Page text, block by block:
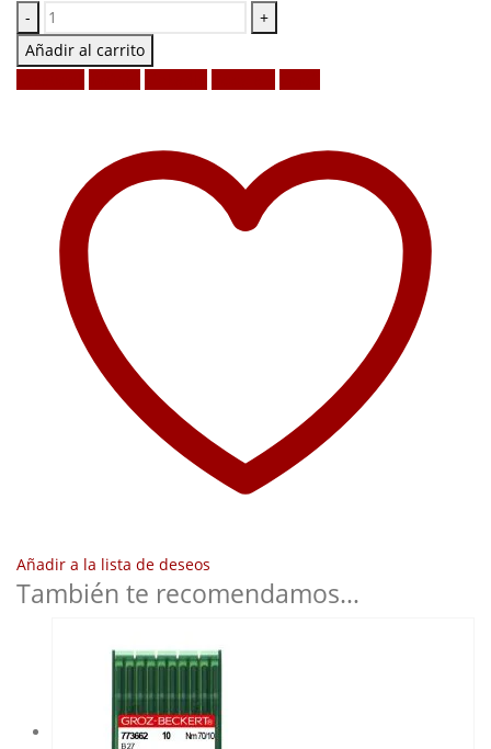
-
+
Añadir al carrito
Añadir a la lista de deseos
También te recomendamos…